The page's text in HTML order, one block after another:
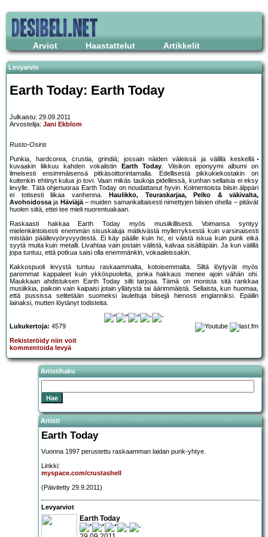
Arviot Haastattelut Artikkelit
Levyarvio
Earth Today: Earth Today
Julkaistu: 29.09.2011
Arvostelija: Jani Ekblom
Rusto-Osiris
Punkia, hardcorea, crustia, grindiä; jossain näiden väleissä ja välillä keskellä
kuvaakin liikkuu kahden vokalistin
Earth Today. Viisikon eponyymi albumi on
ilmeisesti ensimmäisensä pitkäsoittorintamalla. Edellisestä pikkukiekostakin on
kuitenkin ehtinyt kulua jo tovi. Vaan mikäs taukoja pidellessä, kunhan sellaisia ei eksy
levylle. Tätä ohjenuoraa Earth Today on noudattanut hyvin. Kolmentoista biisin älppäri
ei totisesti liikaa vanhenna.
Haulikko, Teuraskarjaa, Pelko & väkivalta,
Avohoidossaja Häviäjä– muiden samankaltaisesti nimettyjen biisien ohella – pitävät
huolen siitä, ettei tee mieli nuorentuakaan.
Raskaasti hakkaa Earth Today myös musiikillisesti. Voimansa syntyy
mielenkiintoisesti enemmän sisuskaluja mätkivästä myllerryksestä kuin varsinaisesti
mistään päällevyöryvyydestä. Ei käy päälle kuin hc, ei väistä iskua kuin punk eikä
syytä muita kuin metalli. Livahtaa vain jostain välistä, kalvaa sisältäpäin. Ja kun välillä
jopa tuntuu, että potkua saisi olla enemmänkin, vokaaleissakin.
Kakkospuoli levystä tuntuu raskaammalta, kotoisemmalta. Siltä löytyvät myös
paremmat kappaleet kuin ykköspuolelta, jonka hakkaus menee ajoin vähän ohi.
Maukkaan ahdistuksen Earth Today silti tarjoaa. Tämä on monista sitä rankkaa
musiikkia, paikoin vain kaipaisi jotain yllätystä tai äärimmäistä. Sellaista, kun huomaa,
että pussissa selitetään suomeksi laulettuja biisejä hienosti englanniksi. Epäilin
lainaksi, mutten löytänyt todisteita.
Lukukertoja: 4579
Rekisteröidy niin voit
kommentoida levyä
Artistihaku
Artisti
Earth Today
Vuonna 1997 perustettu raskaamman laidan punk-yhtye.
Linkki:
myspace.com/crustashell
(Päivitetty 29.9.2011)
Levyarviot
Earth Today